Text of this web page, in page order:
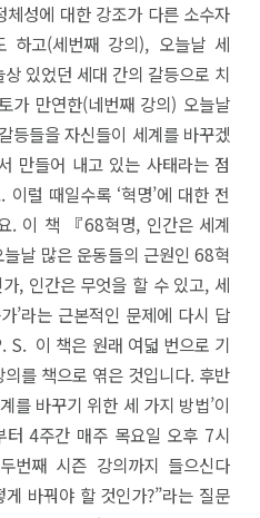
성에 대한 강조가 다른 소수자
하고(세번째 강의), 오늘날 세
있었던 세대 간의 갈등으로 치
가 만연한(네번째 강의) 오늘날
등들을 자신들이 세계를 바꾸겠
만들어 내고 있는 사태라는 점
럴 때일수록 ‘혁명’에 대한 전
. 이 책 『68혁명, 인간은 세계
날 많은 운동들의 근원인 68혁
, 인간은 무엇을 할 수 있고, 세
’라는 근본적인 문제에 다시 답
S. 이 책은 원래 여덟 번으로 기
를 책으로 엮은 것입니다. 후반
를 바꾸기 위한 세 가지 방법’이
4주간 매주 목요일 오후 7시
번째 시즌 강의까지 들으신다
바꿔야 할 것인가?”라는 질문